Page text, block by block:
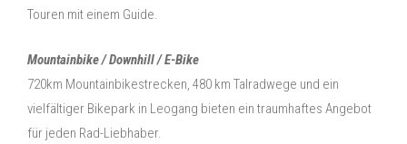
Touren mit einem Guide.
Mountainbike / Downhill / E-Bike
720km Mountainbikestrecken, 480 km Talradwege und ein
vielfältiger Bikepark in Leogang bieten ein traumhaftes Angebot
für jeden Rad-Liebhaber.